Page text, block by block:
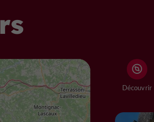
Découvrir